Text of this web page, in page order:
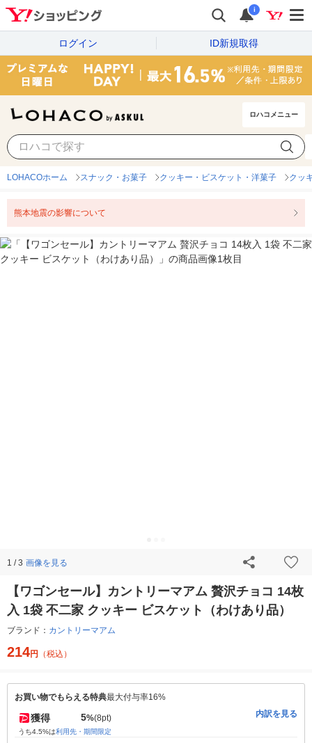
i
ログイン ID新規取得
ロハコメニュー
LOHACOホーム スナック・お菓子 クッキー・ビスケット・洋菓子 クッ
熊本地震の影響について
1 / 3 画像を見る
【ワゴンセール】カントリーマアム 贅沢チョコ 14枚
入 1袋 不二家 クッキー ビスケット（わけあり品）
ブランド： カントリーマアム
214円 （税込）
お買い物でもらえる特典最大付与率16%
獲得 5%(8pt)
うち4.5%は利用先・期間限定
内訳を見る